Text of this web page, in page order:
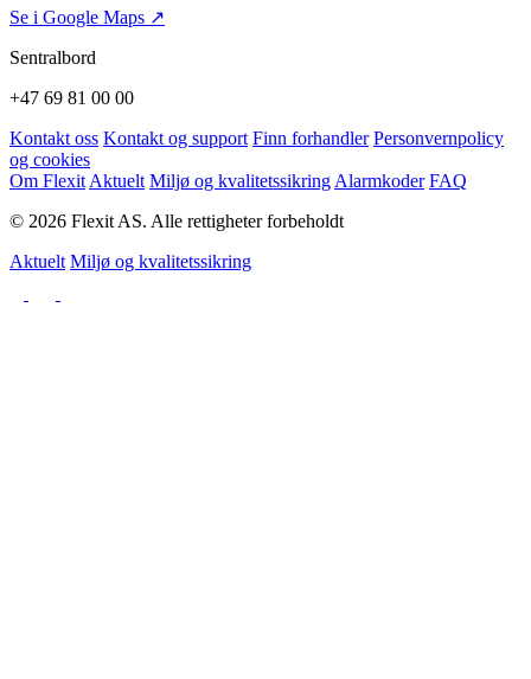
Se i Google Maps ↗
Sentralbord
+47 69 81 00 00
Kontakt oss Kontakt og support Finn forhandler Personvernpolicy
og cookies
Om Flexit Aktuelt Miljø og kvalitetssikring Alarmkoder FAQ
© 2026 Flexit AS. Alle rettigheter forbeholdt
Aktuelt Miljø og kvalitetssikring